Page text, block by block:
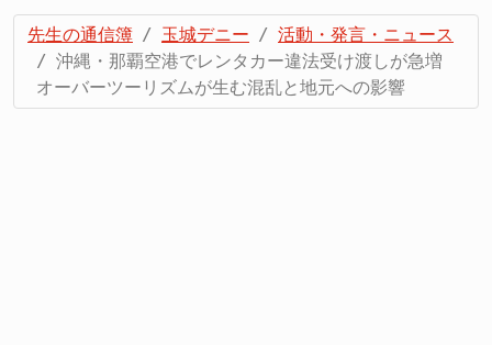
先生の通信簿 玉城デニー
活動・発言・ニュース
沖縄・那覇空港でレンタカー違法受け渡しが急増
オーバーツーリズムが生む混乱と地元への影響